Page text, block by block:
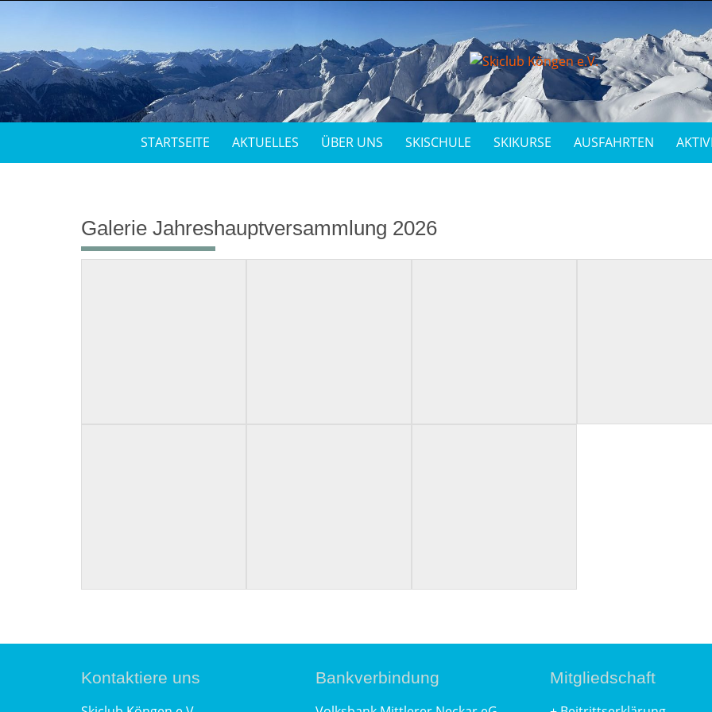
STARTSEITE AKTUELLES ÜBER UNS SKISCHULE SKIKURSE AUSFAHRTEN
Galerie Jahreshauptversammlung 2026
Kontaktiere uns Bankverbindung Mitgliedschaft